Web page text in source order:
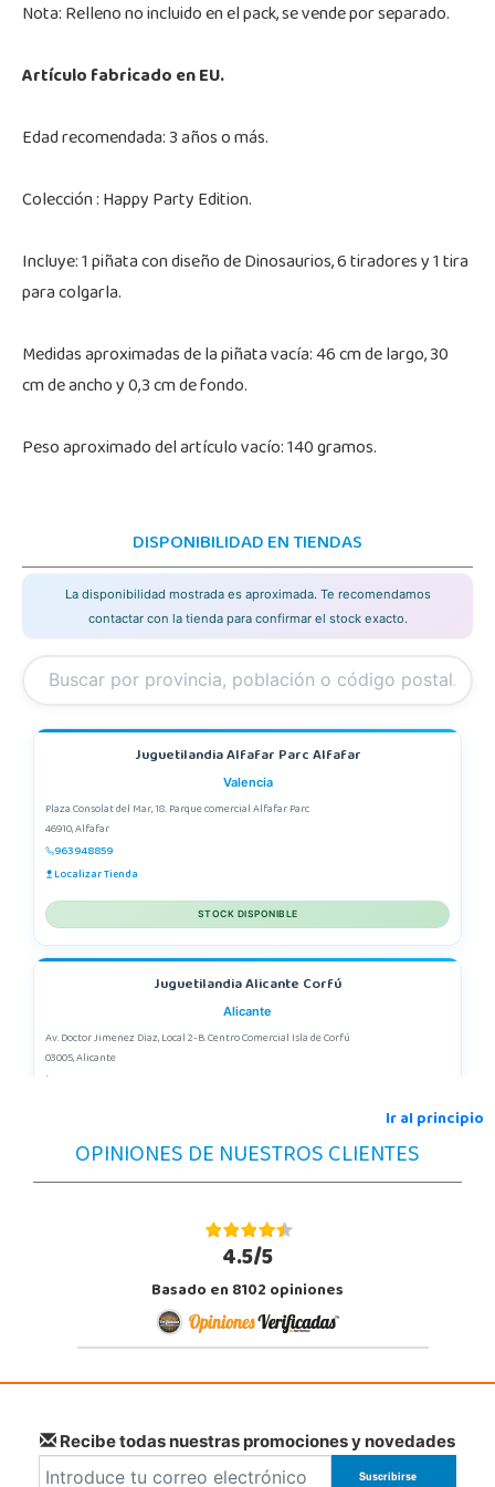
Nota: Relleno no incluido en el pack, se vende por separado.
Artículo fabricado en EU.
Edad recomendada: 3 años o más.
Colección : Happy Party Edition.
Incluye: 1 piñata con diseño de Dinosaurios, 6 tiradores y 1 tira
para colgarla.
Medidas aproximadas de la piñata vacía: 46 cm de largo, 30
cm de ancho y 0,3 cm de fondo.
Peso aproximado del artículo vacío: 140 gramos.
DISPONIBILIDAD EN TIENDAS
La disponibilidad mostrada es aproximada. Te recomendamos
contactar con la tienda para confirmar el stock exacto.
Juguetilandia Alfafar Parc Alfafar
Valencia
Plaza Consolat del Mar, 18. Parque comercial Alfafar Parc
46910, Alfafar
963948859
Localizar Tienda
STOCK DISPONIBLE
Juguetilandia Alicante Corfú
Alicante
Av. Doctor Jimenez Diaz, Local 2-B. Centro Comercial Isla de Corfú
03005, Alicante
Juguetilandia Collado Villalba
Madrid
C/Jade, 8, Centro Empresarial Sierra Norte, P-29
Juguetilandia Elche-Ctra.Crevillente
Alicante
Ir al principio
OPINIONES DE NUESTROS CLIENTES
4.5/5
Basado en 8102 opiniones
Recibe todas nuestras promociones y novedades